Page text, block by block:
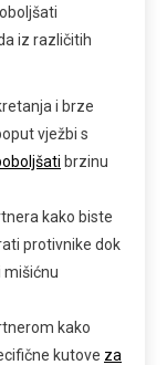
iz različitih
i brze
vježbi s
brzinu
kako biste
protivnike dok
mišićnu
kako
kutove za